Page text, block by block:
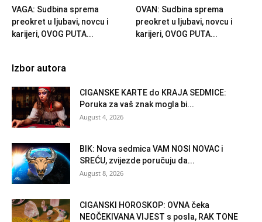
VAGA: Sudbina sprema
preokret u ljubavi, novcu i
karijeri, OVOG PUTA...
OVAN: Sudbina sprema
preokret u ljubavi, novcu i
karijeri, OVOG PUTA...
Izbor autora
CIGANSKE KARTE do KRAJA SEDMICE:
Poruka za vaš znak mogla bi...
August 4, 2026
BIK: Nova sedmica VAM NOSI NOVAC i
SREĆU, zvijezde poručuju da...
August 8, 2026
CIGANSKI HOROSKOP: OVNA čeka
NEOČEKIVANA VIJEST s posla, RAK TONE